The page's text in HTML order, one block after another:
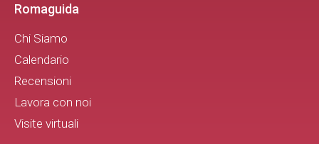
Romaguida
Chi Siamo
Calendario
Recensioni
Lavora con noi
Visite virtuali